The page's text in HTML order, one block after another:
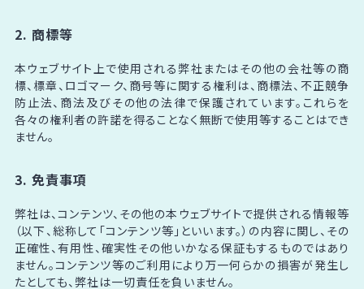
2. 商標等
本ウェブサイト上で使用される弊社またはその他の会社等の商
標、標章、ロゴマーク、商号等に関する権利は、商標法、不正競争
防止法、商法及びその他の法律で保護されています。これらを
各々の権利者の許諾を得ることなく無断で使用等することはでき
ません。
3. 免責事項
弊社は、コンテンツ、その他の本ウェブサイトで提供される情報等
（以下、総称して「コンテンツ等」といいます。）の内容に関し、その
正確性、有用性、確実性その他いかなる保証もするものではあり
ません。コンテンツ等のご利用により万一何らかの損害が発生し
たとしても、弊社は一切責任を負いません。